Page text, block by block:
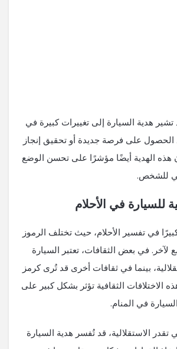
هدية السيارة إلى تغييرات كبيرة في
على فرصة جديدة أو تحقيق إنجاز
هذه الهدية أيضًا مؤشرًا على تحسن الوضع
للشخص.
للسيارة في الأحلام
في تفسير الأحلام، حيث تختلف الرموز
لآخر. في بعض الثقافات، تعتبر السيارة
بينما في ثقافات أخرى قد تُرى كرمز
الاختلافات الثقافية تؤثر بشكل كبير على
في المنام.
الاستقلالية، قد تُفسر هدية السيارة